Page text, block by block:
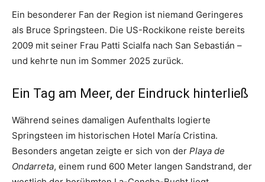
Ein besonderer Fan der Region ist niemand Geringeres
als Bruce Springsteen. Die US-Rockikone reiste bereits
2009 mit seiner Frau Patti Scialfa nach San Sebastián –
und kehrte nun im Sommer 2025 zurück.
Ein Tag am Meer, der Eindruck hinterließ
Während seines damaligen Aufenthalts logierte
Springsteen im historischen Hotel María Cristina.
Besonders angetan zeigte er sich von der Playa de
Ondarreta, einem rund 600 Meter langen Sandstrand, der